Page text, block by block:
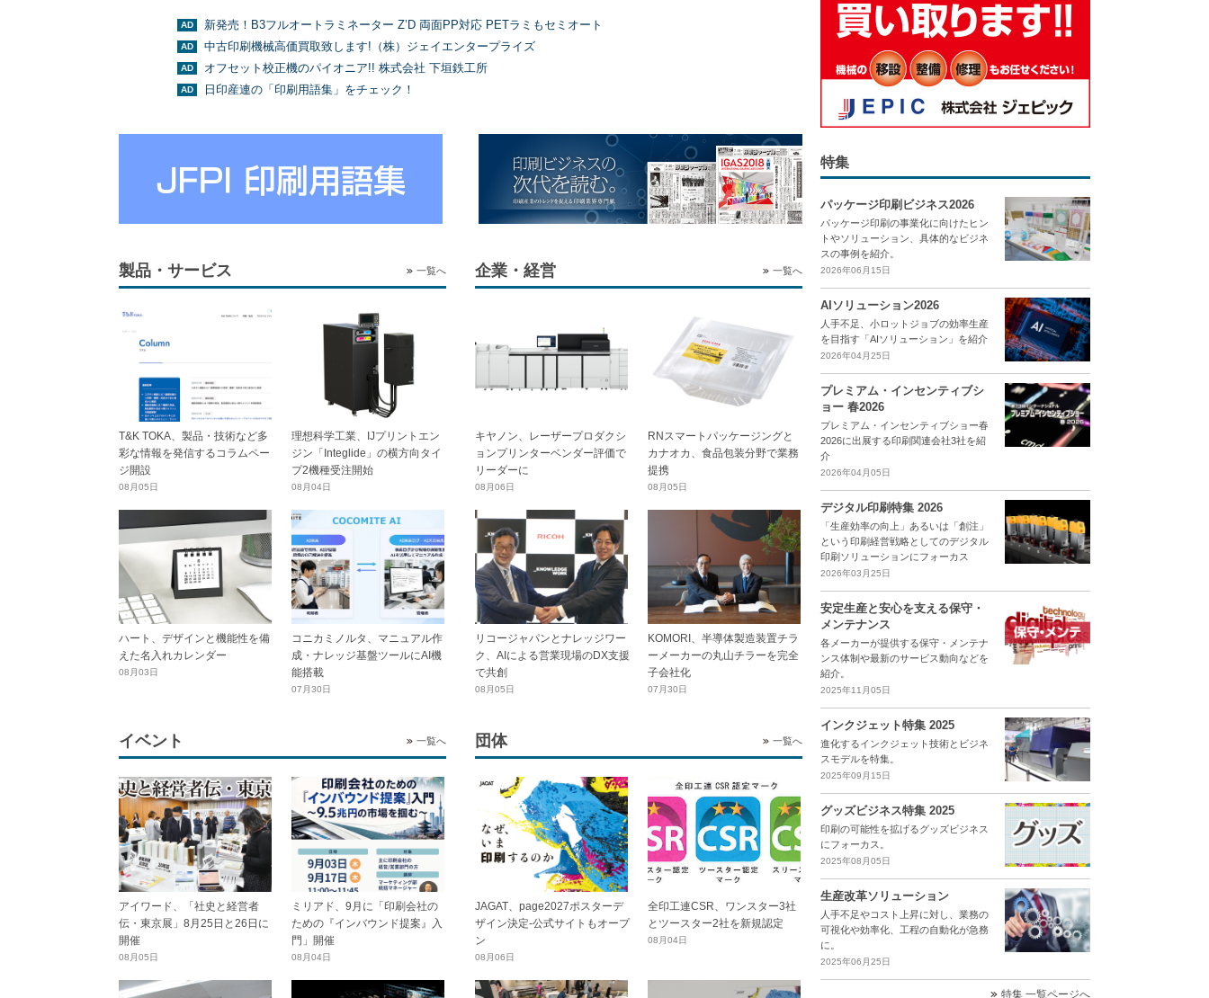
新発売！B3フルオートラミネーター Z’D 両面PP対応 PETラミもセミオート
中古印刷機械高価買取致します!（株）ジェイエンタープライズ
オフセット校正機のパイオニア!! 株式会社 下垣鉄工所
日印産連の「印刷用語集」をチェック！
製品・サービス 一覧へ
T&K TOKA、製品・技術など多
彩な情報を発信するコラムペー
ジ開設
08月05日
理想科学工業、IJプリントエン
ジン「Integlide」の横方向タイ
プ2機種受注開始
08月04日
ハート、デザインと機能性を備
えた名入れカレンダー
08月03日
コニカミノルタ、マニュアル作
成・ナレッジ基盤ツールにAI機
能搭載
07月30日
企業・経営 一覧へ
キヤノン、レーザープロダクシ
ョンプリンターベンダー評価で
リーダーに
08月06日
RNスマートパッケージングと
カナオカ、食品包装分野で業務
提携
08月05日
リコージャパンとナレッジワー
ク、AIによる営業現場のDX支援
で共創
08月05日
KOMORI、半導体製造装置チラ
ーメーカーの丸山チラーを完全
子会社化
07月30日
イベント 一覧へ
アイワード、「社史と経営者
伝・東京展」8月25日と26日に
開催
08月05日
ミリアド、9月に「印刷会社の
ための『インバウンド提案』入
門」開催
08月04日
団体 一覧へ
JAGAT、page2027ポスターデ
ザイン決定-公式サイトもオープ
ン
08月06日
全印工連CSR、ワンスター3社
とツースター2社を新規認定
08月04日
特集
パッケージ印刷ビジネス2026
パッケージ印刷の事業化に向けたヒン
トやソリューション、具体的なビジネ
スの事例を紹介。
2026年06月15日
AIソリューション2026
人手不足、小ロットジョブの効率生産
を目指す「AIソリューション」を紹介
2026年04月25日
プレミアム・インセンティブシ
ョー 春2026
プレミアム・インセンティブショー春
2026に出展する印刷関連会社3社を紹
介
2026年04月05日
デジタル印刷特集 2026
「生産効率の向上」あるいは「創注」
という印刷経営戦略としてのデジタル
印刷ソリューションにフォーカス
2026年03月25日
安定生産と安心を支える保守・
メンテナンス
各メーカーが提供する保守・メンテナ
ンス体制や最新のサービス動向などを
紹介。
2025年11月05日
インクジェット特集 2025
進化するインクジェット技術とビジネ
スモデルを特集。
2025年09月15日
グッズビジネス特集 2025
印刷の可能性を拡げるグッズビジネス
にフォーカス。
2025年08月05日
生産改革ソリューション
人手不足やコスト上昇に対し、業務の
可視化や効率化、工程の自動化が急務
に。
2025年06月25日
特集 一覧ページへ